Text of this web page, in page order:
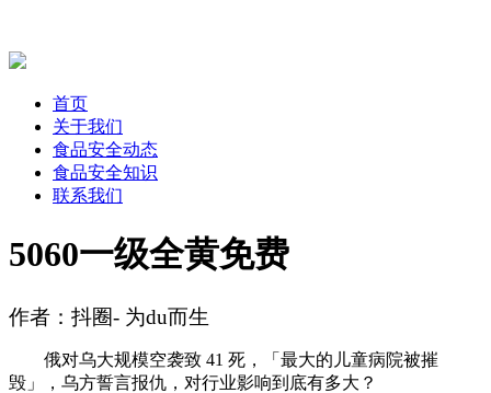
首页
关于我们
食品安全动态
食品安全知识
联系我们
5060一级全黄免费
作者：抖圈- 为du而生
俄对乌大规模空袭致 41 死，「最大的儿童病院被摧
毁」，乌方誓言报仇，对行业影响到底有多大？